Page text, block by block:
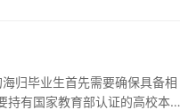
有国家教育部认证的高校本科